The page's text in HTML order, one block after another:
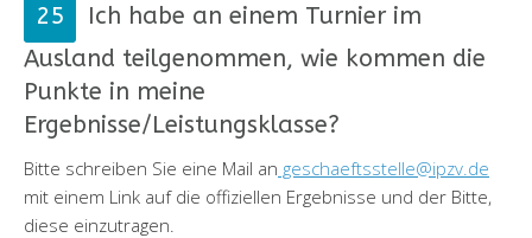
Ich habe an einem Turnier im
Ausland teilgenommen, wie kommen die
Punkte in meine
Ergebnisse/Leistungsklasse?
Bitte schreiben Sie eine Mail an geschaeftsstelle@ipzv.de
mit einem Link auf die offiziellen Ergebnisse und der Bitte,
diese einzutragen.